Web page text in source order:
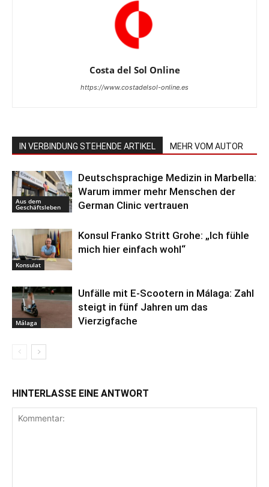
Costa del Sol Online
https://www.costadelsol-online.es
IN VERBINDUNG STEHENDE ARTIKEL MEHR VOM AUTOR
Aus dem
Geschäftsleben
Deutschsprachige Medizin in Marbella:
Warum immer mehr Menschen der
German Clinic vertrauen
Konsulat
Konsul Franko Stritt Grohe: „Ich fühle
mich hier einfach wohl“
Málaga
Unfälle mit E-Scootern in Málaga: Zahl
steigt in fünf Jahren um das
Vierzigfache
HINTERLASSE EINE ANTWORT